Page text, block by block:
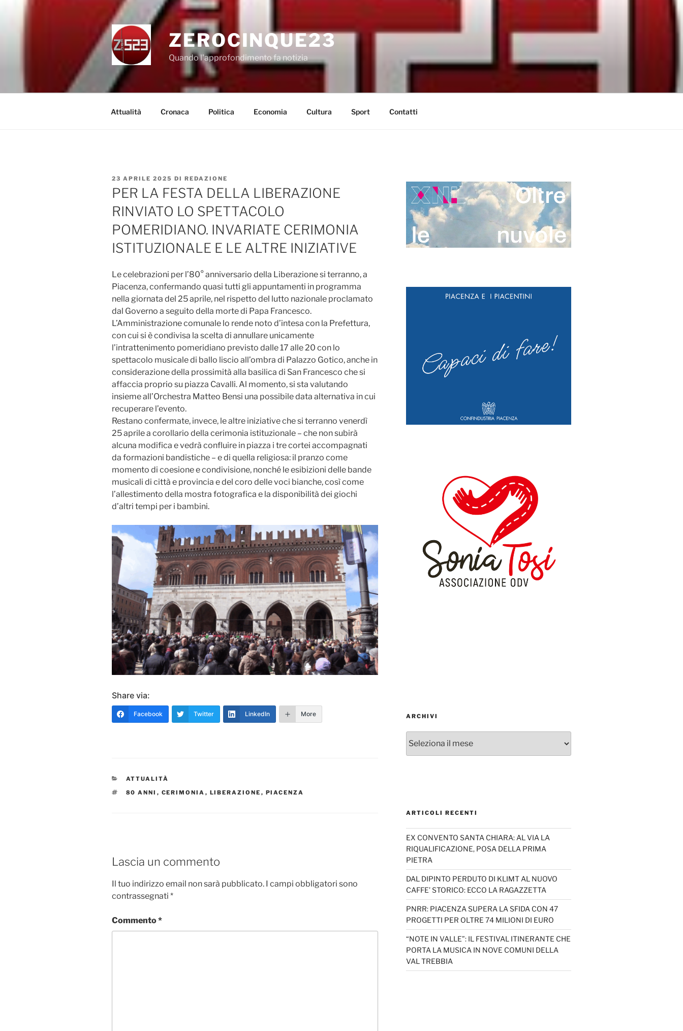
ZEROCINQUE23
Quando l'approfondimento fa notizia
Attualità Cronaca Politica Economia Cultura Sport Contatti
PUBBLICATO
IL
23 APRILE 2025 DI REDAZIONE
PER LA FESTA DELLA LIBERAZIONE
RINVIATO LO SPETTACOLO
POMERIDIANO. INVARIATE CERIMONIA
ISTITUZIONALE E LE ALTRE INIZIATIVE
Le celebrazioni per l’80° anniversario della Liberazione si terranno, a
Piacenza, confermando quasi tutti gli appuntamenti in programma
nella giornata del 25 aprile, nel rispetto del lutto nazionale proclamato
dal Governo a seguito della morte di Papa Francesco.
L’Amministrazione comunale lo rende noto d’intesa con la Prefettura,
con cui si è condivisa la scelta di annullare unicamente
l’intrattenimento pomeridiano previsto dalle 17 alle 20 con lo
spettacolo musicale di ballo liscio all’ombra di Palazzo Gotico, anche in
considerazione della prossimità alla basilica di San Francesco che si
affaccia proprio su piazza Cavalli. Al momento, si sta valutando
insieme all’Orchestra Matteo Bensi una possibile data alternativa in cui
recuperare l’evento.
Restano confermate, invece, le altre iniziative che si terranno venerdì
25 aprile a corollario della cerimonia istituzionale – che non subirà
alcuna modifica e vedrà confluire in piazza i tre cortei accompagnati
da formazioni bandistiche – e di quella religiosa: il pranzo come
momento di coesione e condivisione, nonché le esibizioni delle bande
musicali di città e provincia e del coro delle voci bianche, così come
l’allestimento della mostra fotografica e la disponibilità dei giochi
d’altri tempi per i bambini.
Share via:
Facebook Twitter LinkedIn More
CATEGORIE
ATTUALITÀ
TAG
80 ANNI , CERIMONIA , LIBERAZIONE , PIACENZA
Lascia un commento
Il tuo indirizzo email non sarà pubblicato. I campi obbligatori sono
contrassegnati *
Commento*
ARCHIVI
ARTICOLI RECENTI
EX CONVENTO SANTA CHIARA: AL VIA LA
RIQUALIFICAZIONE, POSA DELLA PRIMA
PIETRA
DAL DIPINTO PERDUTO DI KLIMT AL NUOVO
CAFFE’ STORICO: ECCO LA RAGAZZETTA
PNRR: PIACENZA SUPERA LA SFIDA CON 47
PROGETTI PER OLTRE 74 MILIONI DI EURO
“NOTE IN VALLE”: IL FESTIVAL ITINERANTE CHE
PORTA LA MUSICA IN NOVE COMUNI DELLA
VAL TREBBIA